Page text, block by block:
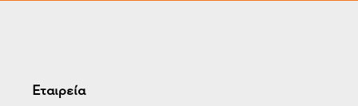
Εταιρεία